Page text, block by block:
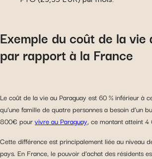
Exemple du coût de la vie
par rapport à la France
Le coût de la vie au Paraguay est 60 % inférieur à
qu’une famille de quatre personnes a besoin d’un
800€ pourvivre au Paraguay, ce montant atteint
Cette différence est principalement liée au niveau
pays. En France, le pouvoir d’achat des résidents